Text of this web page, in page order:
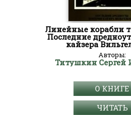
Линейные корабли
Последние
кайзера
Авторы:
Титушкин Сергей
О КНИГЕ
ЧИТАТЬ